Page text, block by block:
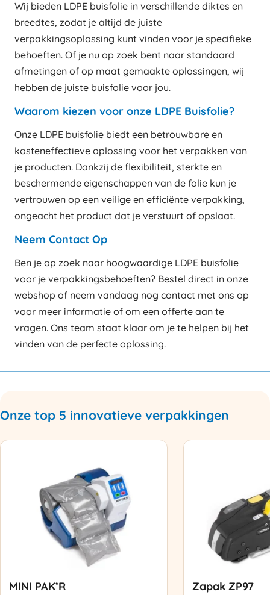
Wij bieden LDPE buisfolie in verschillende diktes en
breedtes, zodat je altijd de juiste
verpakkingsoplossing kunt vinden voor je specifieke
behoeften. Of je nu op zoek bent naar standaard
afmetingen of op maat gemaakte oplossingen, wij
hebben de juiste buisfolie voor jou.
Waarom kiezen voor onze LDPE Buisfolie?
Onze LDPE buisfolie biedt een betrouwbare en
kosteneffectieve oplossing voor het verpakken van
je producten. Dankzij de flexibiliteit, sterkte en
beschermende eigenschappen van de folie kun je
vertrouwen op een veilige en efficiënte verpakking,
ongeacht het product dat je verstuurt of opslaat.
Neem Contact Op
Ben je op zoek naar hoogwaardige LDPE buisfolie
voor je verpakkingsbehoeften? Bestel direct in onze
webshop of neem vandaag nog contact met ons op
voor meer informatie of om een offerte aan te
vragen. Ons team staat klaar om je te helpen bij het
vinden van de perfecte oplossing.
Onze top 5 innovatieve verpakkingen
MINI PAK’R
Zapak ZP97